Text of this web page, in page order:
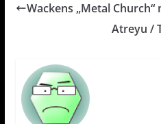
Wackens „Metal Church“
Atreyu /